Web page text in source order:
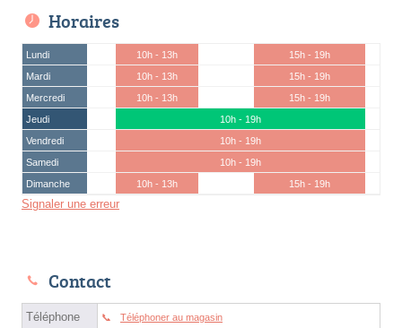
Horaires
Lundi 10h - 13h
15h - 19h
Mardi
10h - 13h
15h - 19h
Mercredi
10h - 13h
15h - 19h
Jeudi
10h - 19h
Vendredi
10h - 19h
Samedi
10h - 19h
Dimanche
10h - 13h 15h - 19h
Signaler une erreur
Contact
Téléphone Téléphoner au magasin